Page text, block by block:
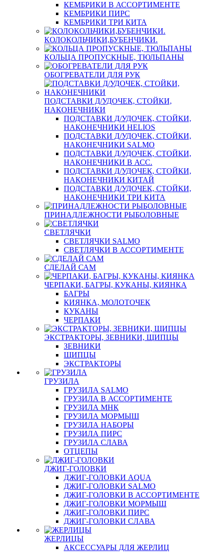
КЕМБРИКИ В АССОРТИМЕНТЕ
КЕМБРИКИ ПИРС
КЕМБРИКИ ТРИ КИТА
КОЛОКОЛЬЧИКИ,БУБЕНЧИКИ.
КОЛЬЦА ПРОПУСКНЫЕ, ТЮЛЬПАНЫ
ОБОГРЕВАТЕЛИ ДЛЯ РУК
ПОДСТАВКИ Д/УДОЧЕК, СТОЙКИ,
НАКОНЕЧНИКИ
ПОДСТАВКИ Д/УДОЧЕК, СТОЙКИ,
НАКОНЕЧНИКИ HELIOS
ПОДСТАВКИ Д/УДОЧЕК, СТОЙКИ,
НАКОНЕЧНИКИ SALMO
ПОДСТАВКИ Д/УДОЧЕК, СТОЙКИ,
НАКОНЕЧНИКИ В АСС.
ПОДСТАВКИ Д/УДОЧЕК, СТОЙКИ,
НАКОНЕЧНИКИ КИТАЙ
ПОДСТАВКИ Д/УДОЧЕК, СТОЙКИ,
НАКОНЕЧНИКИ ТРИ КИТА
ПРИНАДЛЕЖНОСТИ РЫБОЛОВНЫЕ
СВЕТЛЯЧКИ
СВЕТЛЯЧКИ SALMO
СВЕТЛЯЧКИ В АССОРТИМЕНТЕ
СДЕЛАЙ САМ
ЧЕРПАКИ, БАГРЫ, КУКАНЫ, КИЯНКА
БАГРЫ
КИЯНКА, МОЛОТОЧЕК
КУКАНЫ
ЧЕРПАКИ
ЭКСТРАКТОРЫ, ЗЕВНИКИ, ЩИПЦЫ
ЗЕВНИКИ
ЩИПЦЫ
ЭКСТРАКТОРЫ
ГРУЗИЛА
ГРУЗИЛА SALMO
ГРУЗИЛА В АССОРТИМЕНТЕ
ГРУЗИЛА МНК
ГРУЗИЛА МОРМЫШ
ГРУЗИЛА НАБОРЫ
ГРУЗИЛА ПИРС
ГРУЗИЛА СЛАВА
ОТЦЕПЫ
ДЖИГ-ГОЛОВКИ
ДЖИГ-ГОЛОВКИ AQUA
ДЖИГ-ГОЛОВКИ SALMO
ДЖИГ-ГОЛОВКИ В АССОРТИМЕНТЕ
ДЖИГ-ГОЛОВКИ МОРМЫШ
ДЖИГ-ГОЛОВКИ ПИРС
ДЖИГ-ГОЛОВКИ СЛАВА
ЖЕРЛИЦЫ
АКСЕССУАРЫ ДЛЯ ЖЕРЛИЦ